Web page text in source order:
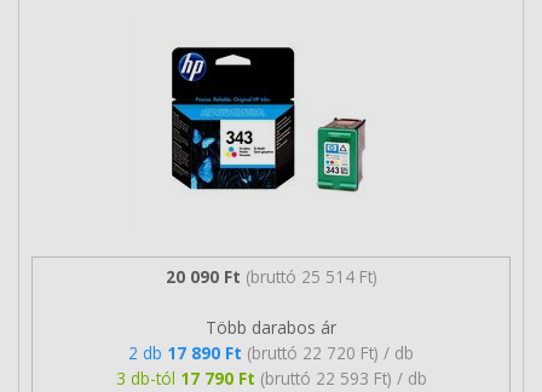
20 090 Ft (bruttó 25 514 Ft)
Több darabos ár
2 db 17 890 Ft (bruttó 22 720 Ft) / db
3 db-tól 17 790 Ft (bruttó 22 593 Ft) / db